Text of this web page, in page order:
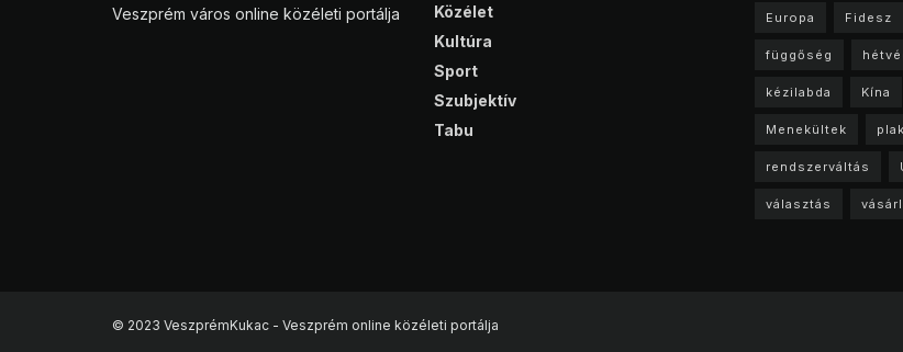
Veszprém város online közéleti portálja
Közélet
Kultúra
Sport
Szubjektív
Tabu
Europa Fidesz
függőség
kézilabda Kína
Menekültek
rendszerváltás
választás
© 2023 VeszprémKukac - Veszprém online közéleti portálja